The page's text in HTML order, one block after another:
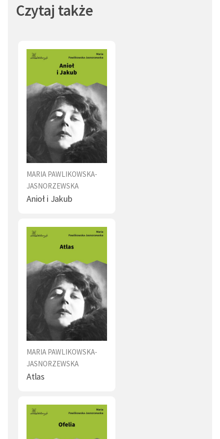
Czytaj także
MARIA PAWLIKOWSKA-
JASNORZEWSKA
Anioł i Jakub
MARIA PAWLIKOWSKA-
JASNORZEWSKA
Atlas